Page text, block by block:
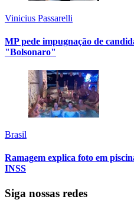
Vinicius Passarelli
MP pede impugnação de
"Bolsonaro"
Brasil
Ramagem explica foto em
INSS
Siga nossas redes